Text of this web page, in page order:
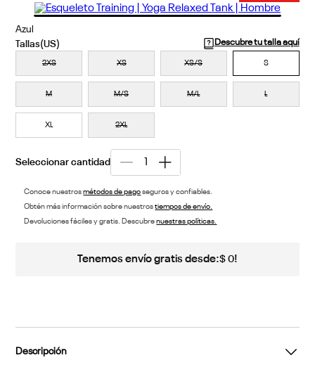
Azul
Descubre tu talla aquí
2XS XS XS/S S
M M/S M/L L
XL 2XL
Conoce nuestrosmétodos de pagoseguros y confiables.
Obtén más información sobre nuestrostiempos de envío.
Devoluciones fáciles y gratis. Descubrenuestras políticas.
Tenemos envío gratis desde:$ 0!
Descripción